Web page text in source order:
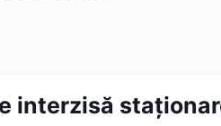
interzisă